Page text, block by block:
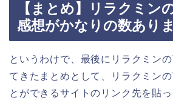
【まとめ】リラクミン
感想がかなりの数あり
というわけで、最後にリラクミン
てきたまとめとして、リラクミン
とができるサイトのリンク先を貼っ